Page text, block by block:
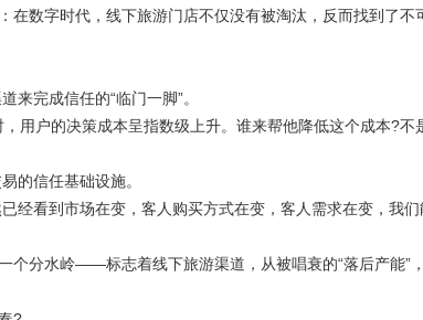
数字时代，线下旅游门店不仅没有被淘汰，反而找到了不
完成信任的“临门一脚”。
用户的决策成本呈指数级上升。谁来帮他降低这个成本?不
的信任基础设施。
看到市场在变，客人购买方式在变，客人需求在变，我们
分水岭——标志着线下旅游渠道，从被唱衰的“落后产能”